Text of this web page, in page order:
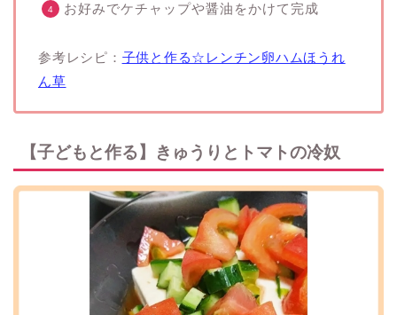
お好みでケチャップや醤油をかけて完成
参考レシピ： 子供と作る☆レンチン卵ハムほうれ
ん草
【子どもと作る】きゅうりとトマトの冷奴